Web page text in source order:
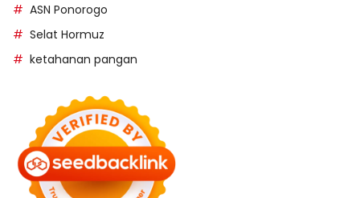
ASN Ponorogo
Selat Hormuz
ketahanan pangan